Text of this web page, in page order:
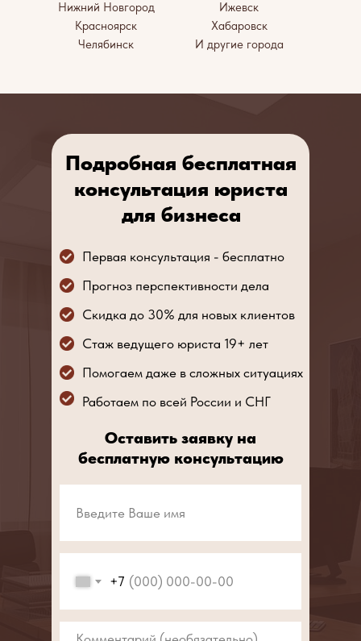
Нижний Новгород
Красноярск
Челябинск
Ижевск
Хабаровск
И другие города
Подробная бесплатная
консультация юриста
для бизнеса
Первая консультация - бесплатно
Прогноз перспективности дела
Скидка до 30% для новых клиентов
Стаж ведущего юриста 19+ лет
+7
Оставить заявку на
бесплатную консультацию
Помогаем даже в сложных ситуациях
Работаем по всей России и СНГ